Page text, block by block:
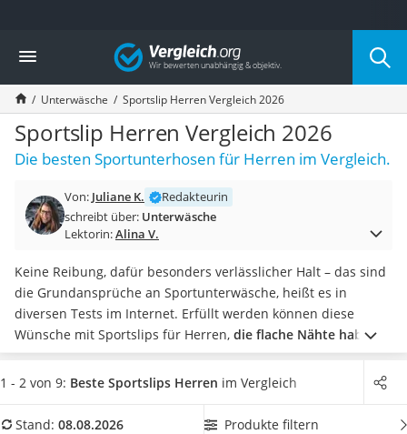
Die beliebtesten Vergleiche nach Kategorie
Mode
Boxershorts
Cellulite-Leggings
Herrensocken
Polarisierte Sonnenbrille
Hausschuhe Herren
Suunto-Uhr
Überzieh-Sonnenbrille
Sneaker Herren
Geldbörse Herren
Knirps-Regenschirm
Periodenunterwäsche
RFID-Schutzkarte
Motorradbrillen
Ausweishülle
Vergleich
Unterwäsche Sportslip Herren Vergleich 2026
Sportslip Herren Vergleich 2026
Die besten Sportunterhosen für Herren im Vergleich.
Von: Juliane K.
Redakteurin
schreibt über: Unterwäsche
Lektorin:Alina V.
Keine Reibung, dafür besonders verlässlicher Halt – das sind
die Grundansprüche an Sportunterwäsche, heißt es in
diversen Tests im Internet. Erfüllt werden können diese
Wünsche mit Sportslips für Herren, die flache Nähte haben
und einen aufgedoppelten Frontbereich. Wählen Sie jetzt
Sportslips für Herren aus unserer Vergleichstabelle,
die einen
guten Halt bei jeglicher Form von sportlicher Aktivität. Zum
1 - 2 von 9: Beste Sportslips Herren im Vergleich
Stand: 08.08.2026 Produkte filtern